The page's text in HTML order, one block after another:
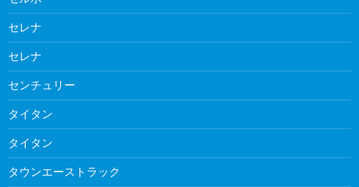
セレナ
セレナ
センチュリー
タイタン
タイタン
タウンエーストラック